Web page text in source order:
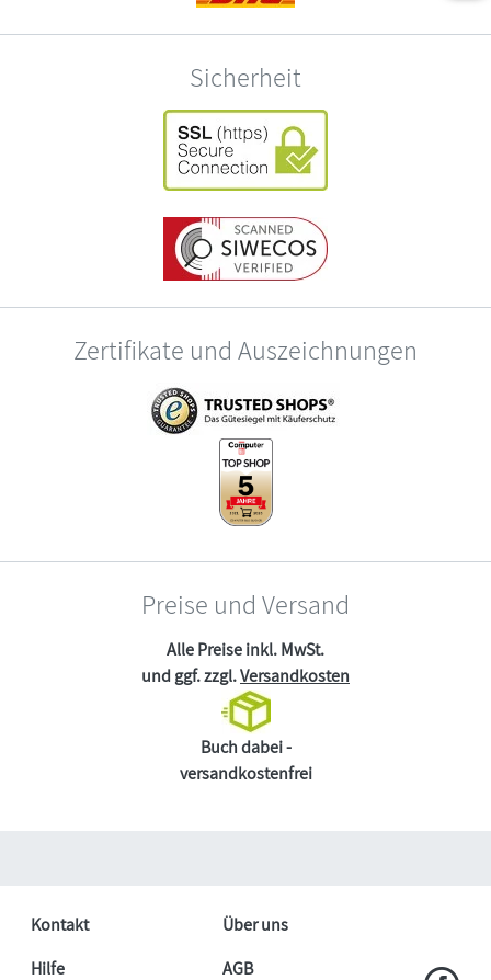
Sicherheit
Zertifikate und Auszeichnungen
Preise und Versand
Alle Preise inkl. MwSt.
und ggf. zzgl.Versandkosten
Buch dabei -
versandkostenfrei
Kontakt
Über uns
Hilfe
AGB